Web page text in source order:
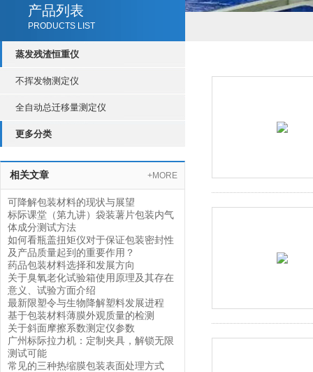
产品列表
PRODUCTS LIST
蒸发残渣恒重仪
不挥发物测定仪
全自动总迁移量测定仪
更多分类
相关文章 +MORE
可降解包装材料的现状与展望
标际课堂（第九讲）袋装薯片包装内气
体成分测试方法
如何看瓶盖扭矩仪对于保证包装密封性
及产品质量起到的重要作用？
药品包装材料选择和发展方向
关于臭氧老化试验箱使用原理及其存在
意义、试验方面介绍
最新限塑令与生物降解塑料发展进程
基于包装材料薄膜外观质量的检测
关于斜面摩擦系数测定仪参数
广州标际拉力机：定制夹具，解锁无限
测试可能
常见的三种热缩膜包装表面处理方式